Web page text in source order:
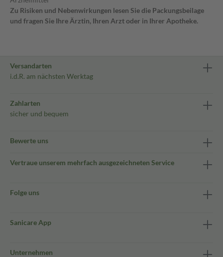
Zu Risiken und Nebenwirkungen lesen Sie die Packungsbeilage
und fragen Sie Ihre Ärztin, Ihren Arzt oder in Ihrer Apotheke.
Versandarten
i.d.R. am nächsten Werktag
Zahlarten
sicher und bequem
Bewerte uns
Vertraue unserem mehrfach ausgezeichneten Service
Folge uns
Sanicare App
Unternehmen